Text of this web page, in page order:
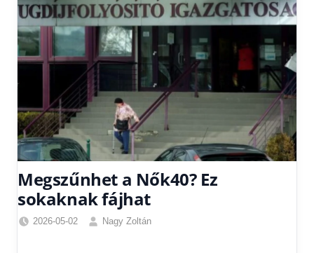
Megszűnhet a Nők40? Ez
sokaknak fájhat
2026-05-02
Nagy Zoltán